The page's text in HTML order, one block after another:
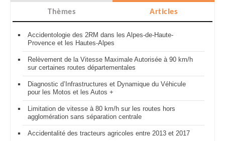
Thèmes Articles
Accidentologie des 2RM dans les Alpes-de-Haute-
Provence et les Hautes-Alpes
Relèvement de la Vitesse Maximale Autorisée à 90 km/h
sur certaines routes départementales
Diagnostic d’Infrastructures et Dynamique du Véhicule
pour les Motos et les Autos +
Limitation de vitesse à 80 km/h sur les routes hors
agglomération sans séparation centrale
Accidentalité des tracteurs agricoles entre 2013 et 2017